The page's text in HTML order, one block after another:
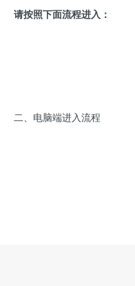
请按照下面流程进入：
二、电脑端进入流程